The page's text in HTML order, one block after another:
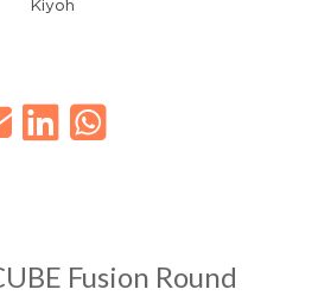
Fusion Round